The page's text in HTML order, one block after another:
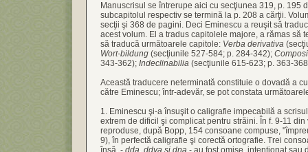
Manuscrisul se întrerupe aici cu secţiunea 319, p. 195
subcapitolul respectiv se termină la p. 208 a cărţii.
secţii şi 368 de pagini. Deci Eminescu a reuşit să
acest volum. El a tradus capitolele majore, a rămas să
să traducă următoarele capitole: Verba derivativa
Wort-bildung (secţiunile 527-584; p. 284-342);
343-362); Indeclinabilia (secţiunile 615-623; p. 363-
Această traducere neterminată constituie o dovadă a
către Eminescu; într-adevăr, se pot constata
1. Eminescu şi-a însuşit o caligrafie impecabilă a
extrem de dificil şi complicat pentru străini. În f. 9-11
reproduse, după Bopp, 154 consoane compuse,
9), în perfectă caligrafie şi corectă ortografie. Trei